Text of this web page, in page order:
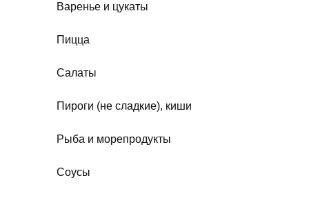
Варенье и цукаты
Пицца
Салаты
Пироги (не сладкие), киши
Рыба и морепродукты
Соусы